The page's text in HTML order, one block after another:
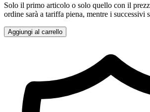
Solo il primo articolo o solo quello con il
ordine sarà a tariffa piena, mentre i successivi
Aggiungi al carrello